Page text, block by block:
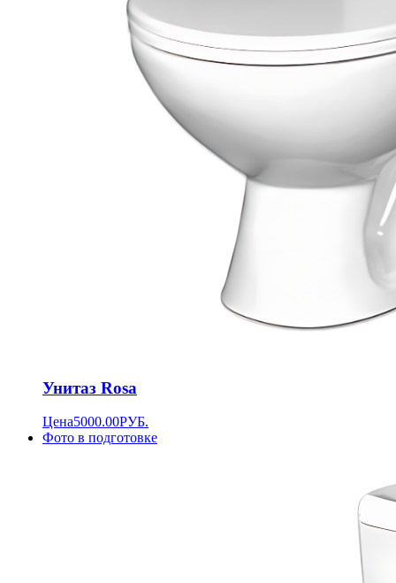
Унитаз Rosa
Цена5000.00РУБ.
Фото в подготовке